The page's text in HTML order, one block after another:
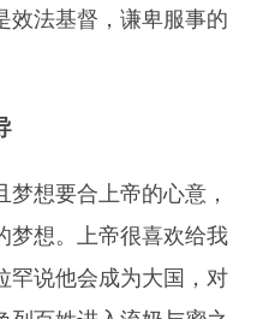
效法基督，谦卑服事的
想要合上帝的心意，
梦想。上帝很喜欢给我
罕说他会成为大国，对